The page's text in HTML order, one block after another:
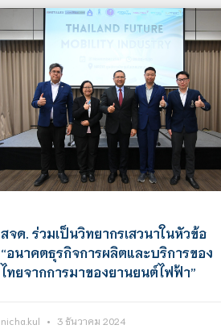
สจด. ร่วมเป็นวิทยากรเสวนาในหัวข้อ
“อนาคตธุรกิจการผลิตและบริการของ
ไทยจากการมาของยานยนต์ไฟฟ้า”
nicha.kul 3 ธันวาคม 2024